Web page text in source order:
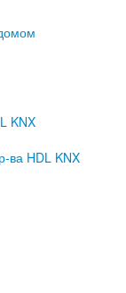
KNX
ва HDL KNX